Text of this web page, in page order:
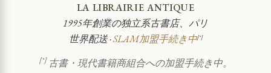
LA LIBRAIRIE ANTIQUE
1995年創業の独立系古書店、パリ
世界配送 ·SLAM加盟手続き中[*]
[*]古書・現代書籍商組合への加盟手続き中。